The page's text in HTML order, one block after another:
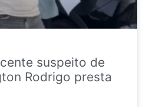
suspeito de
Rodrigo presta